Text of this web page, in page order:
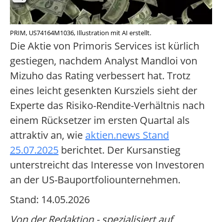
PRIM, US74164M1036, Illustration mit AI erstellt.
Die Aktie von Primoris Services ist kürlich
gestiegen, nachdem Analyst Mandloi von
Mizuho das Rating verbessert hat. Trotz
eines leicht gesenkten Kursziels sieht der
Experte das Risiko-Rendite-Verhältnis nach
einem Rücksetzer im ersten Quartal als
attraktiv an, wie aktien.news Stand
25.07.2025 berichtet. Der Kursanstieg
unterstreicht das Interesse von Investoren
an der US-Bauportfoliounternehmen.
Stand: 14.05.2026